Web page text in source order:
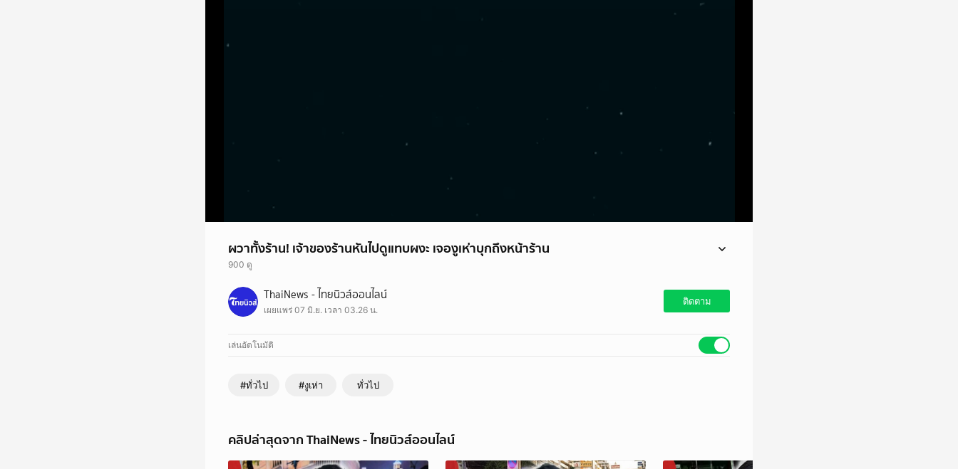
ผวาทั้งร้าน! เจ้าของร้านหันไปดูแทบผงะ เจองูเห่าบุกถึงหน้าร้าน
900 ดู
ผวาทั้งร้าน! เจ้าของร้านหันไปดูแทบผงะ เจองูเห่าบุกถึงหน้าร้าน
ติดตามคลิป และข่าวสารอื่น ๆ ที่น่าสนใจได้ที่ช่อง Line Today
https://liff.line.me/1454988218-NjbXbq18/v2/publisher/102634?utm_source=lineshare
ThaiNews - ไทยนิวส์ออนไลน์
เผยแพร่ 07 มิ.ย. เวลา 03.26 น.
ติดตาม
เล่นอัตโนมัติ
#ทั่วไป #งูเห่า ทั่วไป
คลิปล่าสุดจาก ThaiNews - ไทยนิวส์ออนไลน์